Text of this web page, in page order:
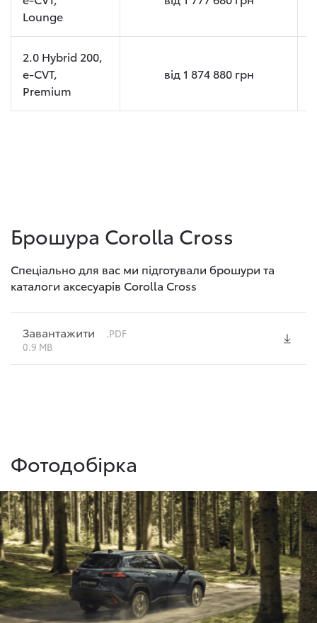
Lounge
2.0 Hybrid 200,
e-CVT,
Premium
від 1 874 880грн
Брошура Corolla Cross
Спеціально для вас ми підготували брошури та
каталоги аксесуарів Corolla Cross
Завантажити
.PDF
0.9 MB
Фотодобірка